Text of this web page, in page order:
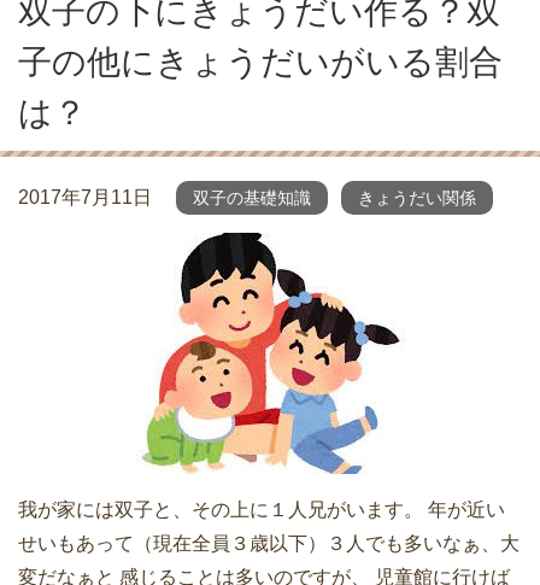
双子の下にきょうだい作る？双
子の他にきょうだいがいる割合
は？
2017年7月11日 双子の基礎知識 きょうだい関係
我が家には双子と、その上に１人兄がいます。 年が近い
せいもあって（現在全員３歳以下）３人でも多いなぁ、大
変だなぁと 感じることは多いのですが、 児童館に行けば